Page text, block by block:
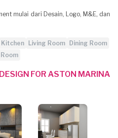
mulai dari Desain, Logo, M&E, dan
Kitchen Living Room
Dining Room
FOR ASTON MARINA